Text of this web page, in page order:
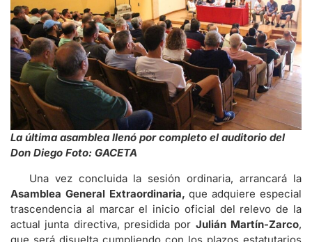
La última asamblea llenó por completo el auditorio del
Don Diego Foto: GACETA
Una vez concluida la sesión ordinaria, arrancará la
Asamblea General Extraordinaria, que adquiere especial
trascendencia al marcar el inicio oficial del relevo de la
actual junta directiva, presidida por Julián Martín-Zarco,
que será disuelta cumpliendo con los plazos estatutarios